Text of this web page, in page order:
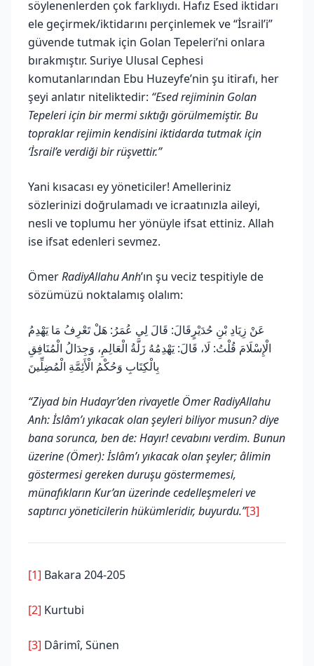
söylenenlerden çok farklıydı. Hafız Esed iktidarı
ele geçirmek/iktidarını perçinlemek ve “İsrail’i”
güvende tutmak için Golan Tepeleri’ni onlara
bırakmıştır. Suriye Ulusal Cephesi
komutanlarından Ebu Huzeyfe’nin şu itirafı, her
şeyi anlatır niteliktedir: “Esed rejiminin Golan
Tepeleri için bir mermi sıktığı görülmemiştir. Bu
topraklar rejimin kendisini iktidarda tutmak için
‘İsrail’e verdiği bir rüşvettir.”
Yani kısacası ey yöneticiler! Amelleriniz
sözlerinizi doğrulamadı ve icraatınızla aileyi,
nesli ve toplumu her yönüyle ifsat ettiniz. Allah
ise ifsat edenleri sevmez.
ÖmerRadiyAllahu Anh’ın şu veciz tespitiyle de
sözümüzü noktalamış olalım:
عَنْ زِيَادِ بْنِ حُدَيْرٍقَالَ: قَالَ لِي عُمَرُ: هَلْ تَعْرِفُ مَا يَهْدِمُ
الْإِسْلَامَ قُلْتُ: لَا، قَالَ: يَهْدِمُهُ زَلَّةُ الْعَالِمِ، وَجِدَالُ الْمُنَافِقِ
بِالْكِتَابِ وَحُكْمُ الْأَئِمَّةِ الْمُضِلِّينَ
“Ziyad bin Hudayr’den rivayetle Ömer RadiyAllahu
Anh: İslâm’ı yıkacak olan şeyleri biliyor musun? diye
bana sorunca, ben de: Hayır! cevabını verdim. Bunun
üzerine (Ömer): İslâm’ı yıkacak olan şeyler; âlimin
göstermesi gereken duruşu göstermemesi,
münafıkların Kur’an üzerinde cedelleşmeleri ve
saptırıcı yöneticilerin hükümleridir, buyurdu.”[3]
[1] Bakara 204-205
[2] Kurtubi
[3] Dârimî, Sünen